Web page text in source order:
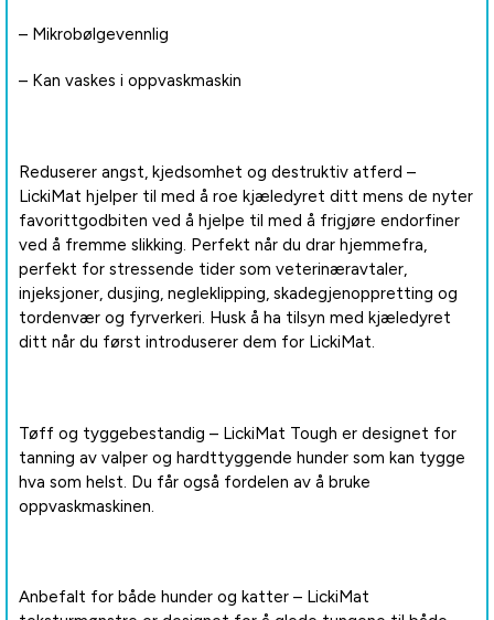
– Mikrobølgevennlig
– Kan vaskes i oppvaskmaskin
Reduserer angst, kjedsomhet og destruktiv atferd –
LickiMat hjelper til med å roe kjæledyret ditt mens de nyter
favorittgodbiten ved å hjelpe til med å frigjøre endorfiner
ved å fremme slikking. Perfekt når du drar hjemmefra,
perfekt for stressende tider som veterinæravtaler,
injeksjoner, dusjing, negleklipping, skadegjenoppretting og
tordenvær og fyrverkeri. Husk å ha tilsyn med kjæledyret
ditt når du først introduserer dem for LickiMat.
Tøff og tyggebestandig – LickiMat Tough er designet for
tanning av valper og hardttyggende hunder som kan tygge
hva som helst. Du får også fordelen av å bruke
oppvaskmaskinen.
Anbefalt for både hunder og katter – LickiMat